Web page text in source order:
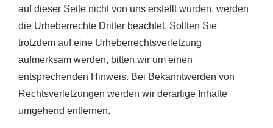
auf dieser Seite nicht von uns erstellt wurden, werden
die Urheberrechte Dritter beachtet. Sollten Sie
trotzdem auf eine Urheberrechtsverletzung
aufmerksam werden, bitten wir um einen
entsprechenden Hinweis. Bei Bekanntwerden von
Rechtsverletzungen werden wir derartige Inhalte
umgehend entfernen.